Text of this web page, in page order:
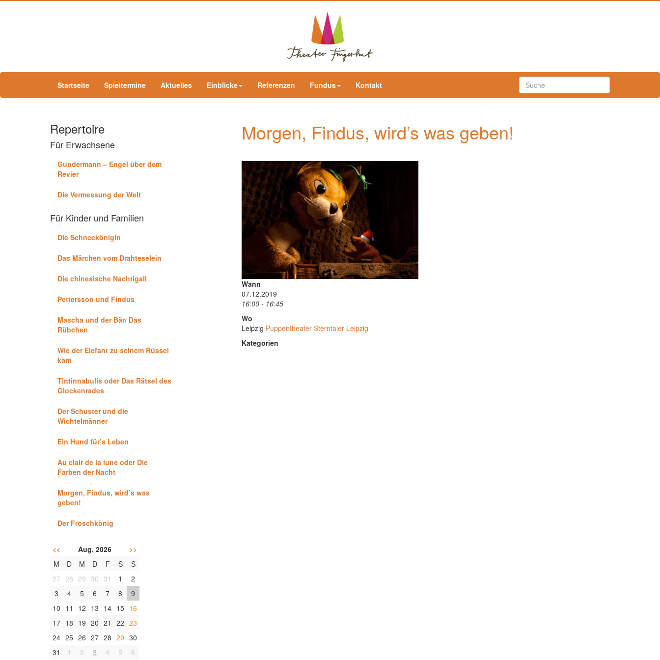
Startseite Spieltermine Aktuelles Einblicke Referenzen Fundus Kontakt
Repertoire
Für Erwachsene
Gundermann – Engel über dem
Revier
Die Vermessung der Welt
Für Kinder und Familien
Die Schneekönigin
Das Märchen vom Drahteselein
Die chinesische Nachtigall
Pettersson und Findus
Mascha und der Bär/ Das
Rübchen
Wie der Elefant zu seinem Rüssel
kam
Tintinnabulis oder Das Rätsel des
Glockenrades
Der Schuster und die
Wichtelmänner
Ein Hund für’s Leben
Au clair de la lune oder Die
Farben der Nacht
Morgen, Findus, wird’s was
geben!
Der Froschkönig
<< Aug. 2026
>>
M
D M D F S
S
27 28 29 30 31 1
2
3
4 5 6 7 8
9
10 11 12 13 14 15 16
17 18 19 20 21 22 23
24 25 26 27 28 29 30
31
1 2 3 4 5 6
Morgen, Findus, wird’s was geben!
Wann
07.12.2019
16:00 - 16:45
Wo
Leipzig Puppentheater Sterntaler Leipzig
Kategorien